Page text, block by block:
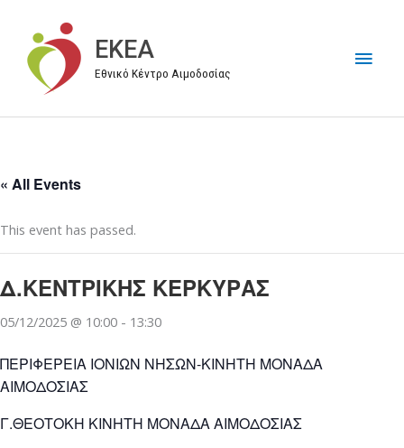
περιεχόμενο
EKEA
Εθνικό Κέντρο Αιμοδοσίας
« All Events
This event has passed.
Δ.ΚΕΝΤΡΙΚΗΣ ΚΕΡΚΥΡΑΣ
05/12/2025 @ 10:00 - 13:30
ΠΕΡΙΦΕΡΕΙΑ ΙΟΝΙΩΝ ΝΗΣΩΝ-ΚΙΝΗΤΗ ΜΟΝΑΔΑ
ΑΙΜΟΔΟΣΙΑΣ
Γ.ΘΕΟΤΟΚΗ ΚΙΝΗΤΗ ΜΟΝΑΔΑ ΑΙΜΟΔΟΣΙΑΣ